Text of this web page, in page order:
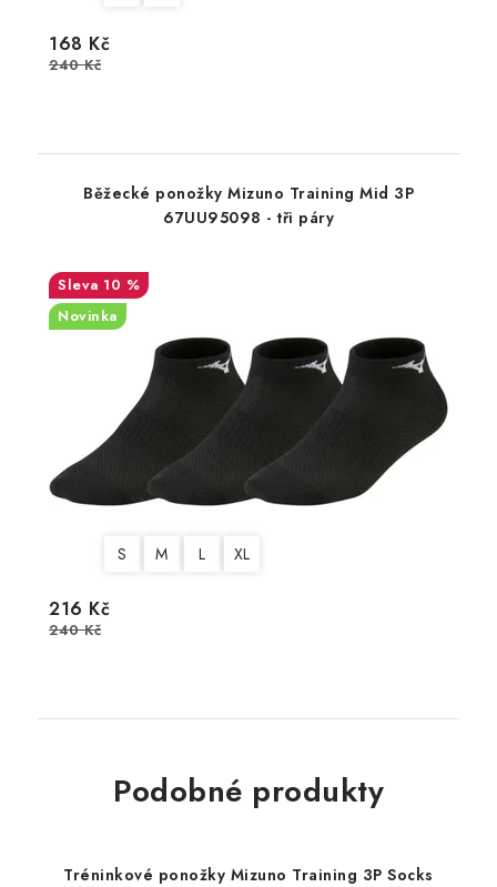
168 Kč
240 Kč
Běžecké ponožky Mizuno Training Mid 3P
67UU95098 - tři páry
10 %
Novinka
S M L XL
216 Kč
240 Kč
Podobné produkty
Tréninkové ponožky Mizuno Training 3P Socks